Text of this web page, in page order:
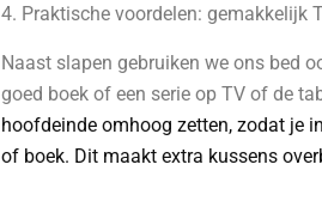
4. Praktische voordelen: gemakkelijk
Naast slapen gebruiken we ons bed
goed boek of een serie op TV of de
hoofdeinde omhoog zetten, zodat je
of boek. Dit maakt extra kussens